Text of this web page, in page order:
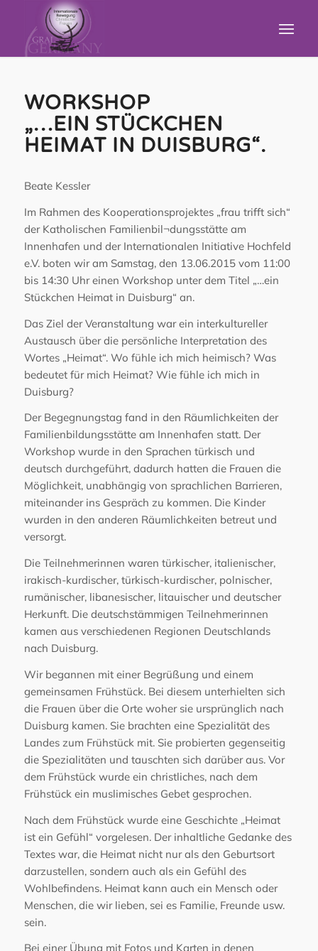
WORKSHOP
„…EIN STÜCKCHEN
HEIMAT IN DUISBURG“.
Beate Kessler
Im Rahmen des Kooperationsprojektes „frau trifft sich“
der Katholischen Familienbil¬dungsstätte am
Innenhafen und der Internationalen Initiative Hochfeld
e.V. boten wir am Samstag, den 13.06.2015 vom 11:00
bis 14:30 Uhr einen Workshop unter dem Titel „…ein
Stückchen Heimat in Duisburg“ an.
Das Ziel der Veranstaltung war ein interkultureller
Austausch über die persönliche Interpretation des
Wortes „Heimat“. Wo fühle ich mich heimisch? Was
bedeutet für mich Heimat? Wie fühle ich mich in
Duisburg?
Der Begegnungstag fand in den Räumlichkeiten der
Familienbildungsstätte am Innenhafen statt. Der
Workshop wurde in den Sprachen türkisch und
deutsch durchgeführt, dadurch hatten die Frauen die
Möglichkeit, unabhängig von sprachlichen Barrieren,
miteinander ins Gespräch zu kommen. Die Kinder
wurden in den anderen Räumlichkeiten betreut und
versorgt.
Die Teilnehmerinnen waren türkischer, italienischer,
irakisch-kurdischer, türkisch-kurdischer, polnischer,
rumänischer, libanesischer, litauischer und deutscher
Herkunft. Die deutschstämmigen Teilnehmerinnen
kamen aus verschiedenen Regionen Deutschlands
nach Duisburg.
Wir begannen mit einer Begrüßung und einem
gemeinsamen Frühstück. Bei diesem unterhielten sich
die Frauen über die Orte woher sie ursprünglich nach
Duisburg kamen. Sie brachten eine Spezialität des
Landes zum Frühstück mit. Sie probierten gegenseitig
die Spezialitäten und tauschten sich darüber aus. Vor
dem Frühstück wurde ein christliches, nach dem
Frühstück ein muslimisches Gebet gesprochen.
Nach dem Frühstück wurde eine Geschichte „Heimat
ist ein Gefühl“ vorgelesen. Der inhaltliche Gedanke des
Textes war, die Heimat nicht nur als den Geburtsort
darzustellen, sondern auch als ein Gefühl des
Wohlbefindens. Heimat kann auch ein Mensch oder
Menschen, die wir lieben, sei es Familie, Freunde usw.
sein.
Bei einer Übung mit Fotos und Karten in denen